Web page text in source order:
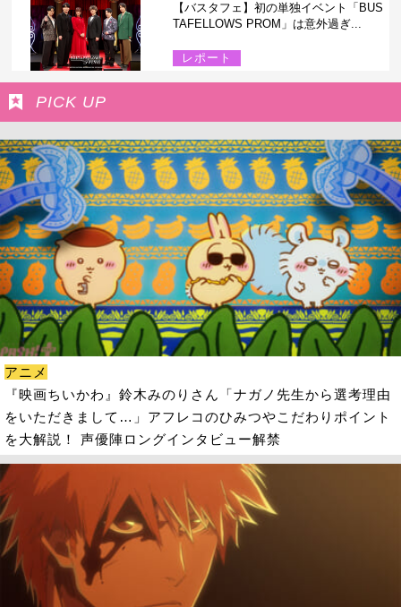
【バスタフェ】初の単独イベント「BUS
TAFELLOWS PROM」は意外過ぎ...
レポート
PICK UP
アニメ
『映画ちいかわ』鈴木みのりさん「ナガノ先生から選考理由
をいただきまして…」アフレコのひみつやこだわりポイント
を大解説！ 声優陣ロングインタビュー解禁